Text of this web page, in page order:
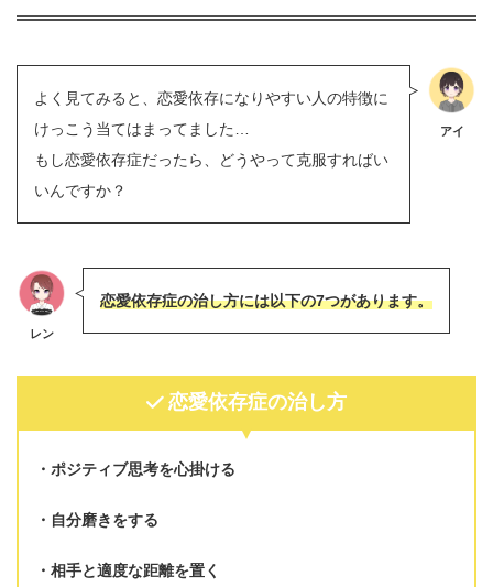
よく見てみると、恋愛依存になりやすい人の特徴に
けっこう当てはまってました…
もし恋愛依存症だったら、どうやって克服すればい
いんですか？
アイ
レン
恋愛依存症の治し方には以下の7つがあります。
恋愛依存症の治し方
ポジティブ思考を心掛ける
自分磨きをする
相手と適度な距離を置く